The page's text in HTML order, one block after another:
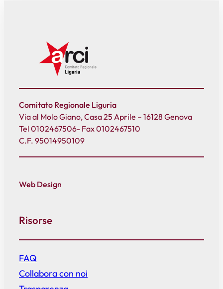
Comitato Regionale Liguria
Via al Molo Giano, Casa 25 Aprile – 16128 Genova
Tel 0102467506- Fax 0102467510
C.F. 95014950109
Web Design
Risorse
FAQ
Collabora con noi